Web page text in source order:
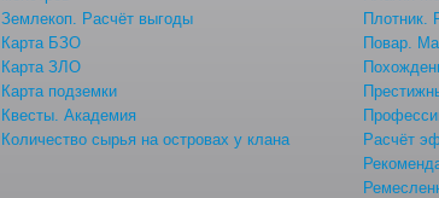
Землекоп. Расчёт выгоды
Карта БЗО
Карта ЗЛО
Карта подземки
Квесты. Академия
Количество сырья на островах у клана
Плотник.
Повар.
Расчёт